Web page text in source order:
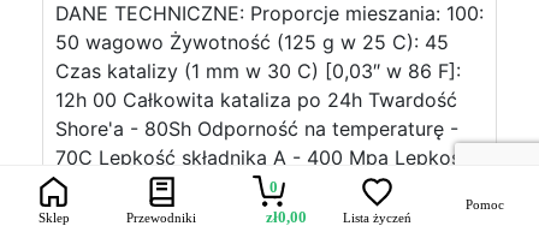
DANE TECHNICZNE: Proporcje mieszania: 100:
50 wagowo Żywotność (125 g w 25 C): 45
Czas katalizy (1 mm w 30 C) [0,03″ w 86 F]:
12h 00 Całkowita kataliza po 24h Twardość
Shore'a - 80Sh Odporność na temperaturę -
70C Lepkość składnika A - 400 Mpa Lepkość
części B - 125Mpa Mieszanka - 175 Mpa
Maksymalny poziom grubości: 1,5-2 cm
Sklep Przewodniki
0
zł0,00 Lista życzeń
Pomoc